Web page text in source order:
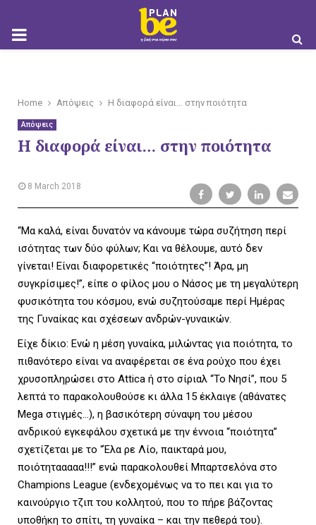
M
O
L
E
M
Home Απόψεις Η διαφορά είναι… στην ποιότητα
Απόψεις
Η διαφορά είναι… στην ποιότητα
8 March 2018
“Μα καλά, είναι δυνατόν να κάνουμε τώρα συζήτηση περί
ισότητας των δύο φύλων; Και να θέλουμε, αυτό δεν
γίνεται! Είναι διαφορετικές “ποιότητες”! Άρα, μη
συγκρίσιμες!”, είπε ο φίλος μου ο Νάσος με τη μεγαλύτερη
φυσικότητα του κόσμου, ενώ συζητούσαμε περί Ημέρας
της Γυναίκας και σχέσεων ανδρών-γυναικών.
Είχε δίκιο: Ενώ η μέση γυναίκα, μιλώντας για ποιότητα, το
πιθανότερο είναι να αναφέρεται σε ένα ρούχο που έχει
χρυσοπληρώσει στο Attica ή στο σίριαλ “Το Νησί”, που 5
λεπτά το παρακολουθούσε κι άλλα 15 έκλαιγε (αθάνατες
Μega στιγμές…), η βασικότερη σύναψη του μέσου
ανδρικού εγκεφάλου σχετικά με την έννοια “ποιότητα”
σχετίζεται με το “Έλα ρε Λίο, παικταρά μου,
ποιότητααααα!!!” ενώ παρακολουθεί Μπαρτσελόνα στο
Champions League (ενδεχομένως να το πει και για το
καινούργιο τζιπ του κολλητού, που το πήρε βάζοντας
υποθήκη το σπίτι, τη γυναίκα – και την πεθερά του).